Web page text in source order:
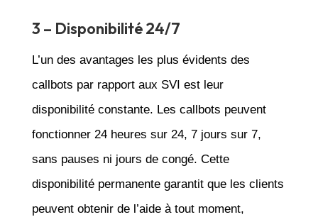
3 – Disponibilité 24/7
L’un des avantages les plus évidents des
callbots par rapport aux SVI est leur
disponibilité constante. Les callbots peuvent
fonctionner 24 heures sur 24, 7 jours sur 7,
sans pauses ni jours de congé. Cette
disponibilité permanente garantit que les clients
peuvent obtenir de l’aide à tout moment,